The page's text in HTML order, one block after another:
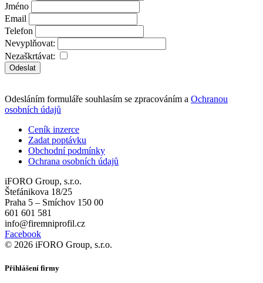
Jméno
Email
Telefon
Nevyplňovat:
Nezaškrtávat:
Odeslat
Odesláním formuláře souhlasím se zpracováním a Ochranou
osobních údajů
Ceník inzerce
Zadat poptávku
Obchodní podmínky
Ochrana osobních údajů
iFORO Group, s.r.o.
Štefánikova 18/25
Praha 5 – Smíchov 150 00
601 601 581
info@firemniprofil.cz
Facebook
© 2026 iFORO Group, s.r.o.
Přihlášení firmy